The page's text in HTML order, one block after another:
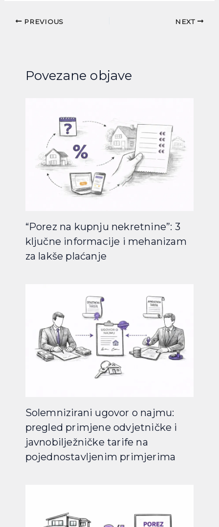
PREVIOUS NEXT
Povezane objave
“Porez na kupnju nekretnine”: 3
ključne informacije i mehanizam
za lakše plaćanje
Solemnizirani ugovor o najmu:
pregled primjene odvjetničke i
javnobilježničke tarife na
pojednostavljenim primjerima